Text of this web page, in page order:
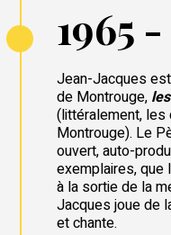
1965
Jean-Jacques
de Montrouge,
(littéralement,
Montrouge). Le
ouvert, auto-
exemplaires, que
à la sortie de la
Jacques joue de
et chante.